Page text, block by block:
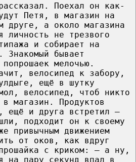
Поехал он как-
Петя, в магазин на
друге, а около магазина
личность не трезвого
и собирает на
Знакомый бывает
мелочью.
велосипед к забору,
ещё в шутку
велосипед, чтоб никто
магазин. Продуктов
ещё и друга встретил —
подходит он к своему
привычным движением
от оков, как вдруг
с криком: — а ну,
на пару секунд впал в